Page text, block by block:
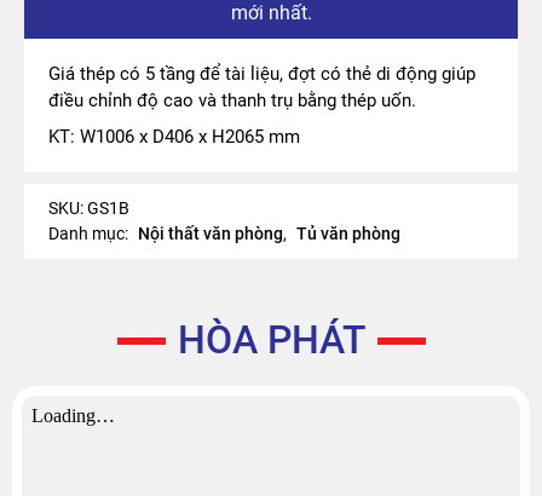
mới nhất.
Giá thép có 5 tầng để tài liệu, đợt có thẻ di động giúp
điều chỉnh độ cao và thanh trụ bằng thép uốn.
KT: W1006 x D406 x H2065 mm
SKU:GS1B
Danh mục: Nội thất văn phòng, Tủ văn phòng
HÒA PHÁT